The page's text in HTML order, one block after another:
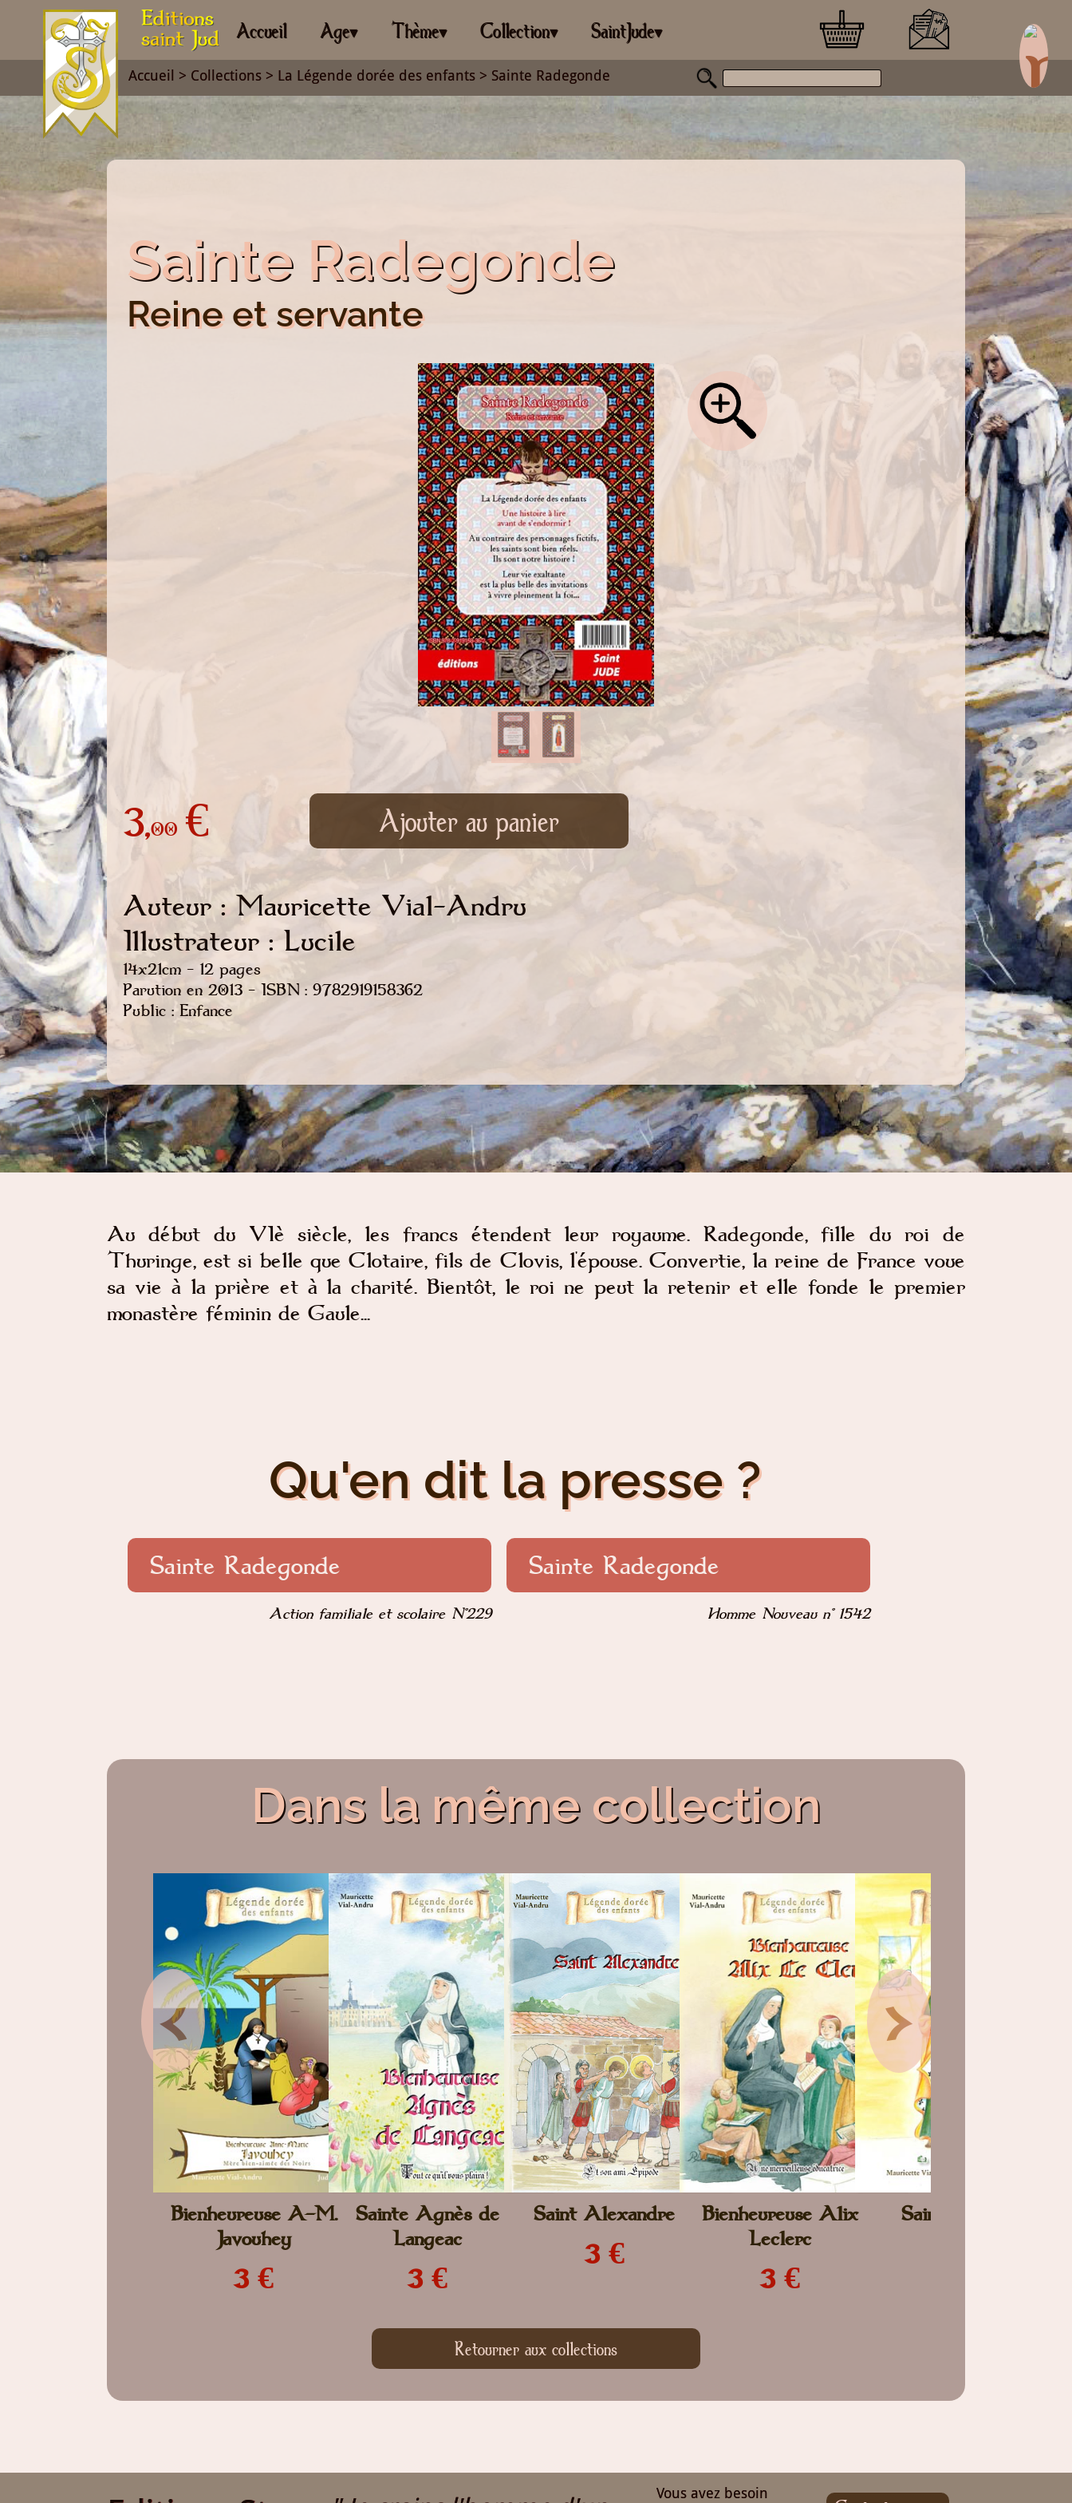
Accueil Age▾ Thème▾ Collection▾ SaintJude▾
Accueil > Collections> La Légende dorée des enfants> Sainte Radegonde
Sainte Radegonde
Reine et servante
3,00 € Ajouter au panier
Auteur : Mauricette Vial-Andru
Illustrateur : Lucile
14x21cm - 12 pages
Parution en 2013 - ISBN : 9782919158362
Public : Enfance
Au début du VIè siècle, les francs étendent leur royaume. Radegonde, fille du roi de
Thuringe, est si belle que Clotaire, fils de Clovis, l'épouse. Convertie, la reine de France voue
sa vie à la prière et à la charité. Bientôt, le roi ne peut la retenir et elle fonde le premier
monastère féminin de Gaule...
Qu'en dit la presse ?
Sainte Radegonde
Action familiale et scolaire N°229
Sainte Radegonde
Homme Nouveau n° 1542
Dans la même collection
< >
Bienheureuse A-M.
Javouhey
3 €
Sainte Agnès de
Langeac
3 €
Saint Alexandre
3 €
Bienheureuse Alix
Leclerc
3 €
Sainte Anne
Retourner aux collections
Vous avez besoin